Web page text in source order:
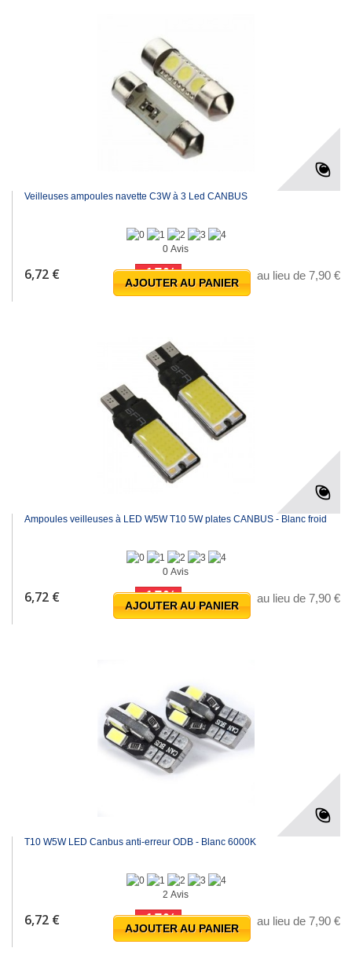
Veilleuses ampoules navette C3W à 3 Led CANBUS
0 Avis
6,72 € au lieu de 7,90 €
-15%
AJOUTER AU PANIER
Ampoules veilleuses à LED W5W T10 5W plates CANBUS - Blanc froid
0 Avis
6,72 € au lieu de 7,90 €
-15%
AJOUTER AU PANIER
T10 W5W LED Canbus anti-erreur ODB - Blanc 6000K
2 Avis
6,72 € au lieu de 7,90 €
-15%
AJOUTER AU PANIER